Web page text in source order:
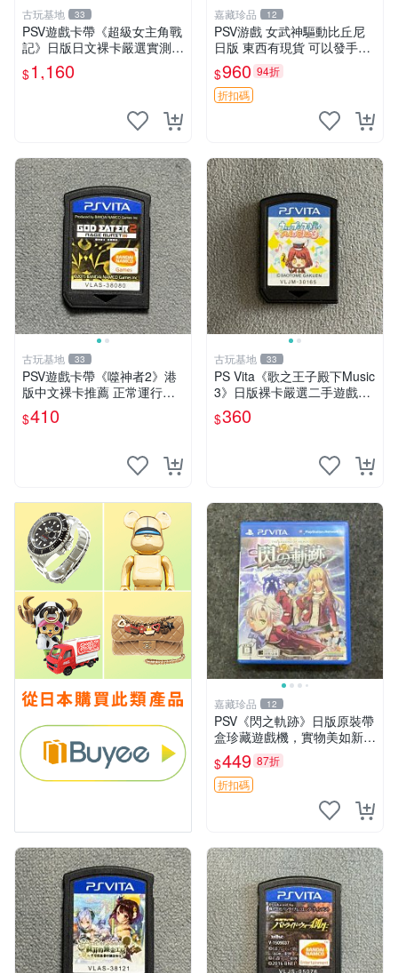
古玩基地 33
PSV遊戲卡帶《超級女主角戰
記》日版日文裸卡嚴選實測正
常索尼專用 超級女主角戰記
PSV 日版 裸卡
$1,160
嘉藏珍品 12
PSV游戲 女武神驅動比丘尼
日版 東西有現貨 可以發手物
品 無質量問題售不退不換
$960 94折
折扣碼
古玩基地 33
PSV遊戲卡帶《噬神者2》港
版中文裸卡推薦 正常運行適
用PSV機嚴選商品 可收藏 港
版 PSV 卡帶 噴射型 獎杯機
$410
古玩基地 33
PS Vita《歌之王子殿下Music
3》日版裸卡嚴選二手遊戲，
實測功能正常，僅售不退不換
psv psp vita 卡帶
$360
嘉藏珍品 12
PSV《閃之軌跡》日版原裝帶
盒珍藏遊戲機，實物美如新，
嚴選推薦 閃之軌跡 日版 PSV
原裝帶盒
$449 87折
折扣碼